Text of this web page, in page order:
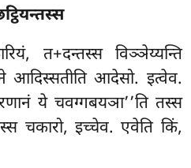
त+दन्तस्स विञ्ञेय्यन्ति
आदिस्सतीति आदेसो. इत्वेव.
ये चवग्गबयञा’’ति तस्स
चकारो, इच्चेव. एवेति किं,